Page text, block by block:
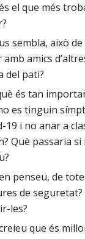
el que més
sembla, això
amb amics
del pati?
és tan
es tinguin
19 i no anar a
Què passaria si
penseu, de
de seguretat?
les?
que és